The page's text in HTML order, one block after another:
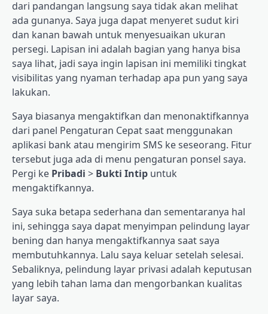
dari pandangan langsung saya tidak akan melihat
ada gunanya. Saya juga dapat menyeret sudut kiri
dan kanan bawah untuk menyesuaikan ukuran
persegi. Lapisan ini adalah bagian yang hanya bisa
saya lihat, jadi saya ingin lapisan ini memiliki tingkat
visibilitas yang nyaman terhadap apa pun yang saya
lakukan.
Saya biasanya mengaktifkan dan menonaktifkannya
dari panel Pengaturan Cepat saat menggunakan
aplikasi bank atau mengirim SMS ke seseorang. Fitur
tersebut juga ada di menu pengaturan ponsel saya.
Pergi ke Pribadi > Bukti Intip untuk
mengaktifkannya.
Saya suka betapa sederhana dan sementaranya hal
ini, sehingga saya dapat menyimpan pelindung layar
bening dan hanya mengaktifkannya saat saya
membutuhkannya. Lalu saya keluar setelah selesai.
Sebaliknya, pelindung layar privasi adalah keputusan
yang lebih tahan lama dan mengorbankan kualitas
layar saya.